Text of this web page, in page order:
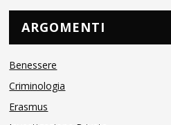
ARGOMENTI
Benessere
Criminologia
Erasmus